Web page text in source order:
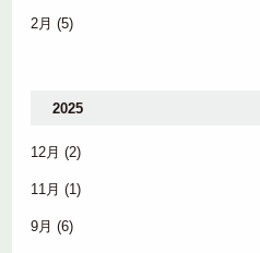
2月 (5)
2025
12月 (2)
11月 (1)
9月 (6)